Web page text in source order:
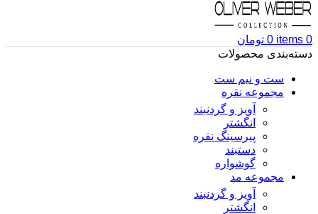
0
items
0 تومان
دسته‌بندی محصولات
ست و نیم ست
مجموعه نقره
آویز و گردنبند
انگشتر
پیرسینگ نقره
دستبند
گوشواره
مجموعه مد
آویز و گردنبند
انگشتر